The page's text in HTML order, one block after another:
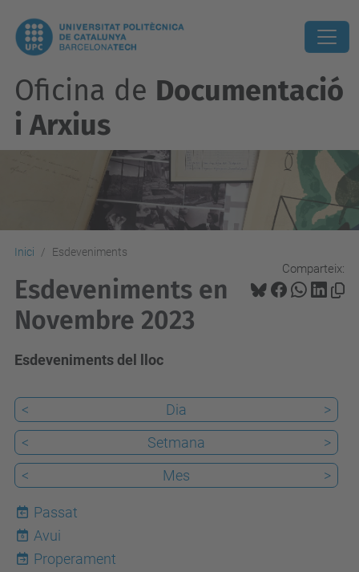
Oficina de Documentació
i Arxius
Inici Esdeveniments
Comparteix:
Esdeveniments en
Novembre 2023
Esdeveniments del lloc
< Dia
>
<
Setmana
>
<
Mes >
Passat
6
Avui
Properament